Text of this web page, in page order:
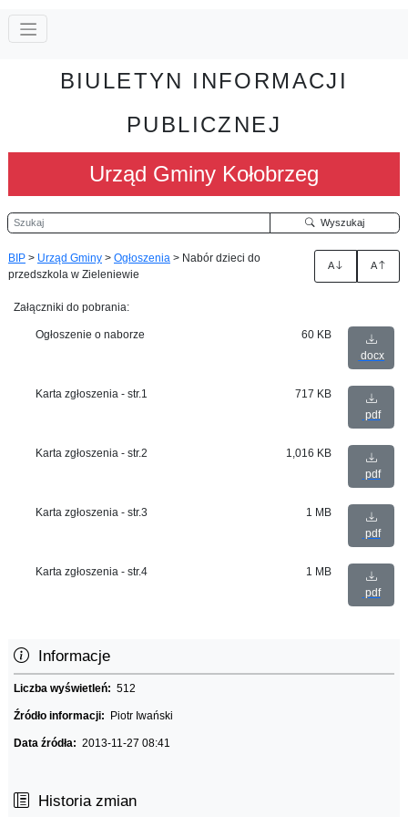
BIULETYN INFORMACJI
PUBLICZNEJ
Urząd Gminy Kołobrzeg
Szukaj Wyszukaj
BIP > Urząd Gminy > Ogłoszenia > Nabór dzieci do
przedszkola w Zieleniewie
A A
Załączniki do pobrania:
Ogłoszenie o naborze
60 KB
docx
Karta zgłoszenia - str.1
717 KB
pdf
Karta zgłoszenia - str.2
1,016 KB
pdf
Karta zgłoszenia - str.3
1 MB
pdf
Karta zgłoszenia - str.4
1 MB
pdf
Informacje
Liczba wyświetleń: 512
Źródło informacji: Piotr Iwański
Data źródła: 2013-11-27 08:41
Historia zmian